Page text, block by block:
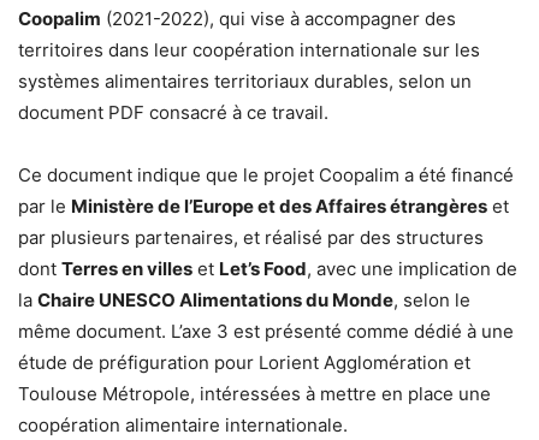
Coopalim (2021-2022), qui vise à accompagner des
territoires dans leur coopération internationale sur les
systèmes alimentaires territoriaux durables, selon un
document PDF consacré à ce travail.
Ce document indique que le projet Coopalim a été financé
par le Ministère de l’Europe et des Affaires étrangères et
par plusieurs partenaires, et réalisé par des structures
dont Terres en villes et Let’s Food, avec une implication de
la Chaire UNESCO Alimentations du Monde, selon le
même document. L’axe 3 est présenté comme dédié à une
étude de préfiguration pour Lorient Agglomération et
Toulouse Métropole, intéressées à mettre en place une
coopération alimentaire internationale.